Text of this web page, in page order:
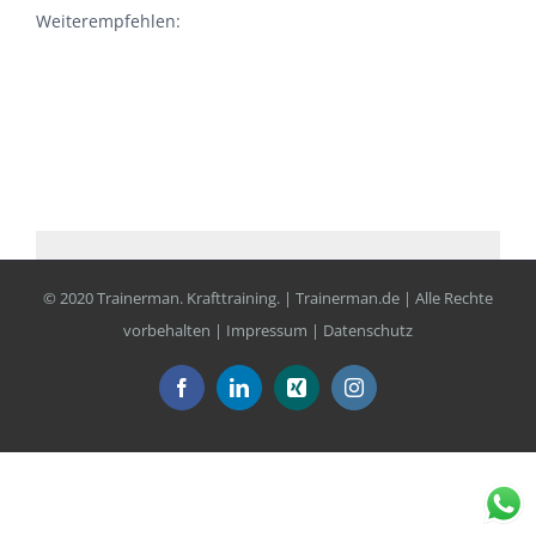
Weiterempfehlen:
© 2020 Trainerman. Krafttraining. | Trainerman.de | Alle Rechte
vorbehalten | Impressum | Datenschutz
FacebookLinkedInXing Instagram